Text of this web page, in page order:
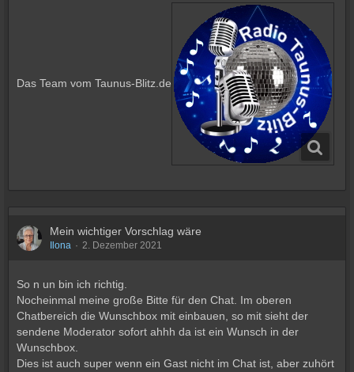
Das Team vom Taunus-Blitz.de
Mein wichtiger Vorschlag wäre
Ilona 2. Dezember 2021
So n un bin ich richtig.
Nocheinmal meine große Bitte für den Chat. Im oberen
Chatbereich die Wunschbox mit einbauen, so mit sieht der
sendene Moderator sofort ahhh da ist ein Wunsch in der
Wunschbox.
Dies ist auch super wenn ein Gast nicht im Chat ist, aber zuhört